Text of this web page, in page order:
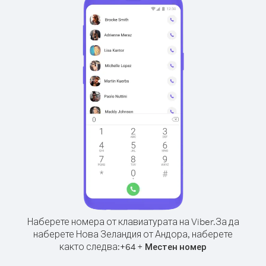
Наберете номера от клавиатурата на Viber.За да
наберете Нова Зеландия от Андора, наберете
както следва:+64 + Местен номер